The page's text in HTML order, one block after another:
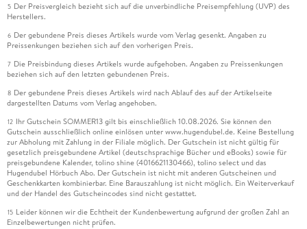
5 Der Preisvergleich bezieht sich auf die unverbindliche Preisempfehlung (UVP) des
Herstellers.
6 Der gebundene Preis dieses Artikels wurde vom Verlag gesenkt. Angaben zu
Preissenkungen beziehen sich auf den vorherigen Preis.
7 Die Preisbindung dieses Artikels wurde aufgehoben. Angaben zu Preissenkungen
beziehen sich auf den letzten gebundenen Preis.
8 Der gebundene Preis dieses Artikels wird nach Ablauf des auf der Artikelseite
dargestellten Datums vom Verlag angehoben.
12 Ihr Gutschein SOMMER13 gilt bis einschließlich 10.08.2026. Sie können den
Gutschein ausschließlich online einlösen unter www.hugendubel.de. Keine Bestellung
zur Abholung mit Zahlung in der Filiale möglich. Der Gutschein ist nicht gültig für
gesetzlich preisgebundene Artikel (deutschsprachige Bücher und eBooks) sowie für
preisgebundene Kalender, tolino shine (4016621130466), tolino select und das
Hugendubel Hörbuch Abo. Der Gutschein ist nicht mit anderen Gutscheinen und
Geschenkkarten kombinierbar. Eine Barauszahlung ist nicht möglich. Ein Weiterverkauf
und der Handel des Gutscheincodes sind nicht gestattet.
15 Leider können wir die Echtheit der Kundenbewertung aufgrund der großen Zahl an
Einzelbewertungen nicht prüfen.